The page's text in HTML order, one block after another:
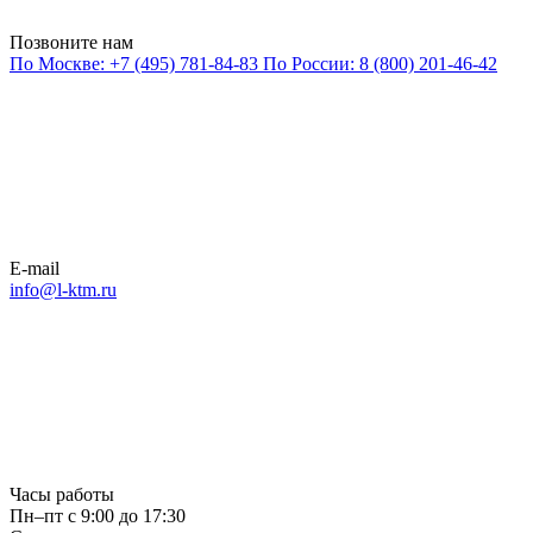
Позвоните нам
По Москве: +7 (495) 781-84-83 По России: 8 (800) 201-46-42
E-mail
info@l-ktm.ru
Часы работы
Пн–пт с 9:00 до 17:30